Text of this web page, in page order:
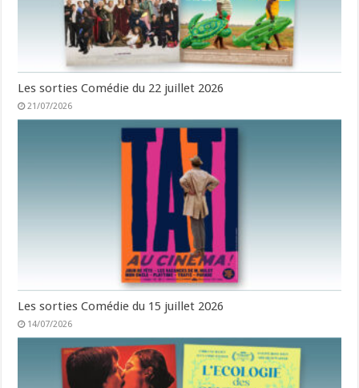
Les sorties Comédie du 22 juillet 2026
21/07/2026
Les sorties Comédie du 15 juillet 2026
14/07/2026